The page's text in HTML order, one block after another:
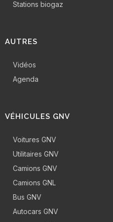
Stations biogaz
AUTRES
Vidéos
Agenda
VÉHICULES GNV
Voitures GNV
Utilitaires GNV
Camions GNV
Camions GNL
Bus GNV
Autocars GNV